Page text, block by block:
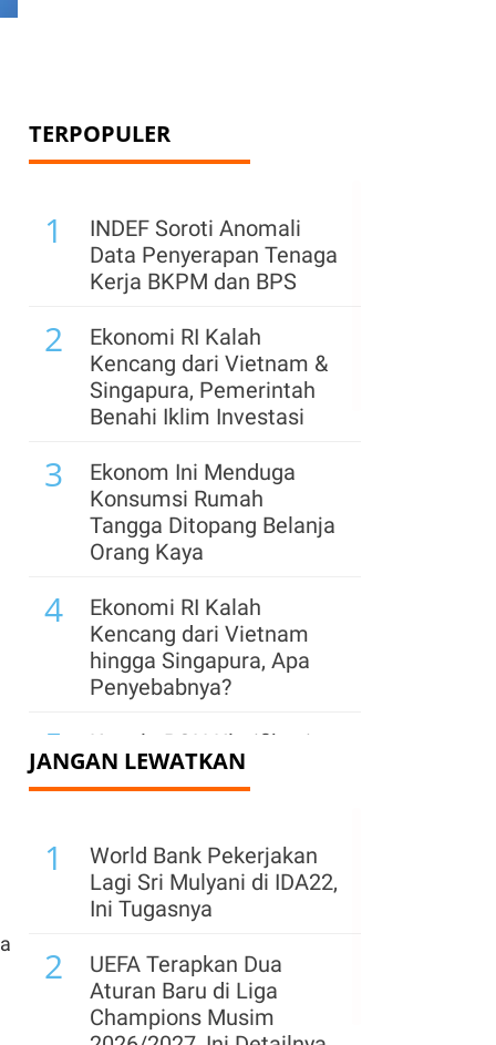
TERPOPULER
1
INDEF Soroti Anomali
Data Penyerapan Tenaga
Kerja BKPM dan BPS
2
Ekonomi RI Kalah
Kencang dari Vietnam &
Singapura, Pemerintah
Benahi Iklim Investasi
3
Ekonom Ini Menduga
Konsumsi Rumah
Tangga Ditopang Belanja
Orang Kaya
4
Ekonomi RI Kalah
Kencang dari Vietnam
hingga Singapura, Apa
Penyebabnya?
5
Kepala BGN Klarifikasi
Isu Bakal Buka 13.000
Dapur MBG
6
Jaga Momentum
Pertumbuhan Ekonomi
Semester II, Pemerintah
Siapkan Stimulus Rp
26,34 T
Investasi China Masuk
Madura, Kawasan
JANGAN LEWATKAN
1
World Bank Pekerjakan
Lagi Sri Mulyani di IDA22,
Ini Tugasnya
2
UEFA Terapkan Dua
Aturan Baru di Liga
Champions Musim